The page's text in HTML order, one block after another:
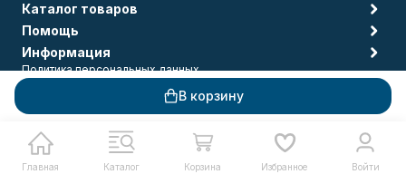
В корзину
Главная Каталог Корзина Избранное Войти
Каталог товаров
Помощь
Информация
Политика персональных данных
© 2009-2026 MSANTEH